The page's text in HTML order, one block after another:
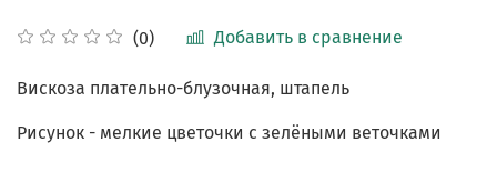
(0) Добавить в сравнение
Вискоза плательно-блузочная, штапель
Рисунок - мелкие цветочки с зелёными веточками